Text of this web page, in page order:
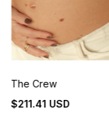
The Crew
$211.41 USD